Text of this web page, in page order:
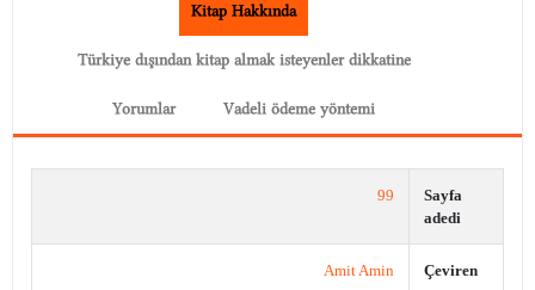
Kitap Hakkında
Türkiye dışından kitap almak isteyenler dikkatine
Vadeli ödeme yöntemi
Yorumlar
Sayfa
adedi
99
Çeviren
Amit Amin